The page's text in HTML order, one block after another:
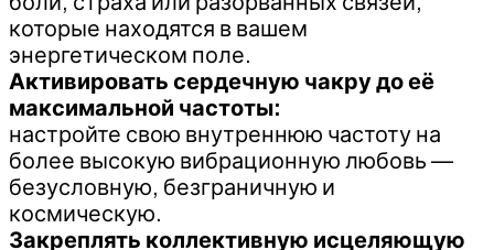
которые находятся в вашем
энергетическом поле.
Активировать сердечную чакру до её
максимальной частоты:
настройте свою внутреннюю частоту на
более высокую вибрационную любовь —
безусловную, безграничную и
космическую.
Закреплять коллективную исцеляющую